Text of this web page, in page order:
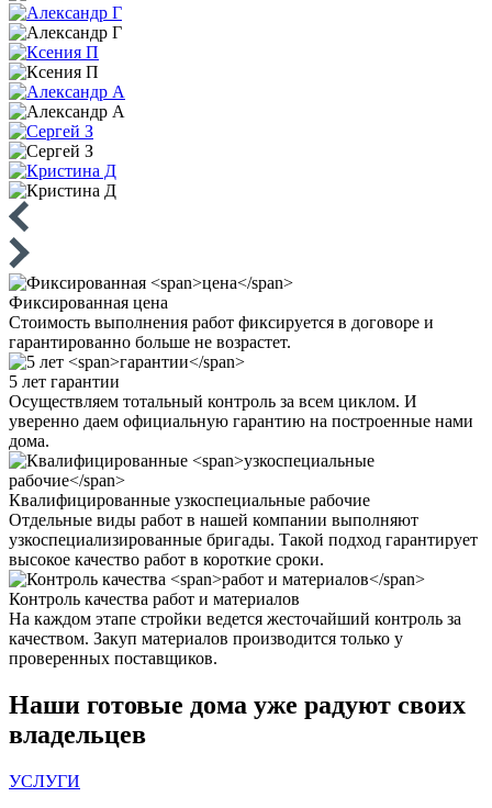
Фиксированная цена
Стоимость выполнения работ фиксируется в договоре и
гарантированно больше не возрастет.
5 лет гарантии
Осуществляем тотальный контроль за всем циклом. И
уверенно даем официальную гарантию на построенные нами
дома.
Квалифицированные узкоспециальные рабочие
Отдельные виды работ в нашей компании выполняют
узкоспециализированные бригады. Такой подход гарантирует
высокое качество работ в короткие сроки.
Контроль качества работ и материалов
На каждом этапе стройки ведется жесточайший контроль за
качеством. Закуп материалов производится только у
проверенных поставщиков.
Наши готовые дома уже радуют своих
владельцев
УСЛУГИ